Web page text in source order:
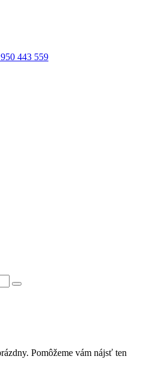
443 559
Pomôžeme vám nájsť ten